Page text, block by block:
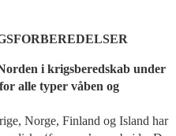
i krigsberedskab under
alle typer våben og
Norge, Finland og Island har